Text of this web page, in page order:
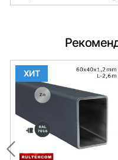
ХИТ